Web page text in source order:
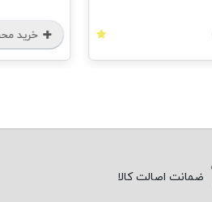
خرید محصول
ضمانت اصالت کالا